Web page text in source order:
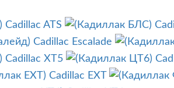
Cadillac ATS
Cadillac Escalade
Cadillac XT5
Cadillac EXT